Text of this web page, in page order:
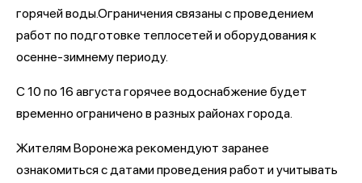
горячей воды.Ограничения связаны с проведением
работ по подготовке теплосетей и оборудования к
осенне-зимнему периоду.
С 10 по 16 августа горячее водоснабжение будет
временно ограничено в разных районах города.
Жителям Воронежа рекомендуют заранее
ознакомиться с датами проведения работ и учитывать